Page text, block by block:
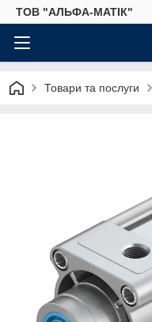
ТОВ "АЛЬФА-МАТІК"
Товари та послуги